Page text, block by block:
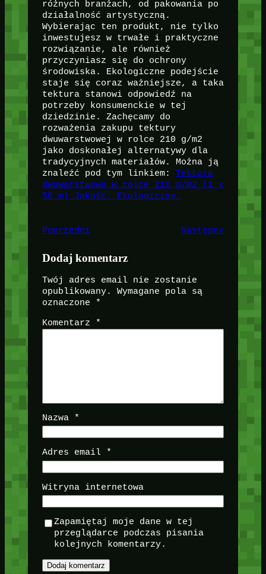
różnych branżach, od pakowania po
działalność artystyczną.
Wybierając ten produkt, nie tylko
inwestujesz w trwałe i praktyczne
rozwiązanie, ale również
przyczyniasz się do ochrony
środowiska. Ekologiczne podejście
staje się coraz ważniejsze, a taka
tektura stanowi odpowiedź na
potrzeby konsumenckie w tej
dziedzinie. Zachęcamy do
rozważenia zakupu tektury
dwuwarstwowej w rolce 210 g/m2
jako doskonałej alternatywy dla
tradycyjnych materiałów. Można ją
znaleźć pod tym linkiem: Tektura
dwuwarstwowa w rolce 210 g/m2 (1 x
50 m) Jakość. Ekologiczny.
Poprzedni Następny
Dodaj komentarz
Twój adres email nie zostanie
opublikowany.
Wymagane pola są
oznaczone
*
Komentarz *
Nazwa *
Adres email *
Witryna internetowa
Zapamiętaj moje dane w tej
przeglądarce podczas pisania
kolejnych komentarzy.